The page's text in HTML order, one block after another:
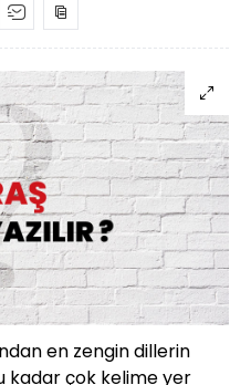
en zengin dillerin
kadar çok kelime yer